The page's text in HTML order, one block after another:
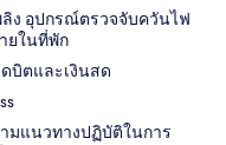
ลิง อุปกรณ์ตรวจจับควันไฟ
ยในที่พัก
บิตและเงินสด
มแนวทางปฏิบัติในการ